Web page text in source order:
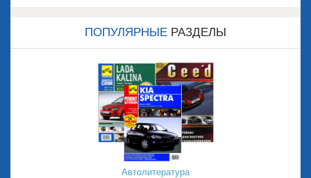
ПОПУЛЯРНЫЕ РАЗДЕЛЫ
Автолитература